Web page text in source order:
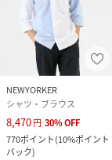
NEWYORKER
シャツ・ブラウス
8,470円 30%OFF
770ポイント(10%ポイント
バック)